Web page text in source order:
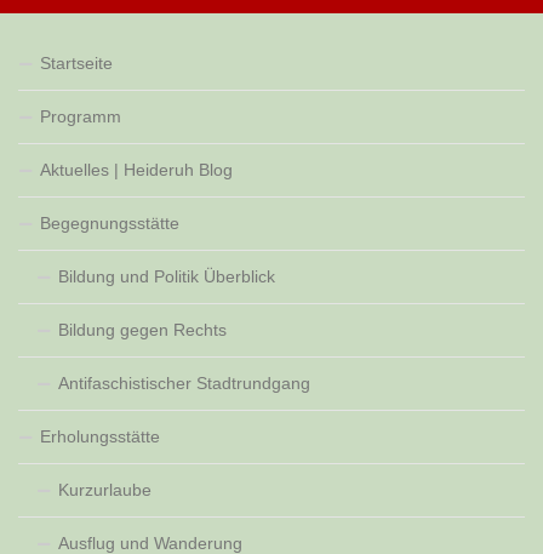
Startseite
Programm
Aktuelles | Heideruh Blog
Begegnungsstätte
Bildung und Politik Überblick
Bildung gegen Rechts
Antifaschistischer Stadtrundgang
Erholungsstätte
Kurzurlaube
Ausflug und Wanderung